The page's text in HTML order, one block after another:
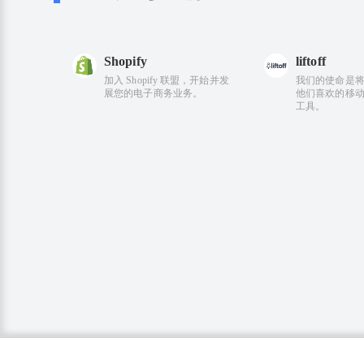
Shopify
加入 Shopify 联盟，开始并发
展您的电子商务业务。
liftoff
我们的使命是
他们喜欢的移
工具。